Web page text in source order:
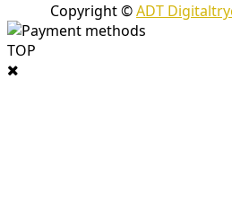
Copyright ©ADT
TOP